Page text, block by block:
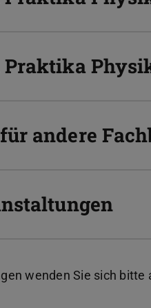
Praktika
andere
wenden Sie sich bitte